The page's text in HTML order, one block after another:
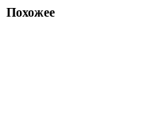
Похожее